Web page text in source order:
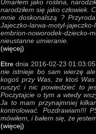
Umarłem jako roślina,
narodziłem się jako człowiek.
mnie doskonalszą ?
Jajeczko-larwa-motyl-
embrion-noworodek-dziecko-
nieustanne umieranie.
(więcej)
Etre dnia 2016-02-23
nie istnieje bo sam wierzę
kogoś przy Was, że ktoś
ruszyć i nic powiedzieć to
Poczytajcie o tym a wtedy
Ja to mam przynajmniej
kontrolować. Pozdrawiam!!!
mówiłem, i bałem się, że
(więcej)